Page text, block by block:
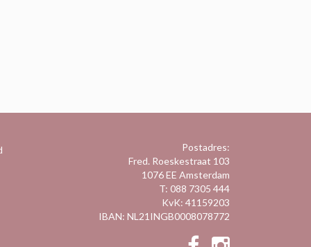
Postadres:
Fred. Roeskestraat 103
1076 EE Amsterdam
T: 088 7305 444
KvK: 41159203
IBAN: NL21INGB0008078772